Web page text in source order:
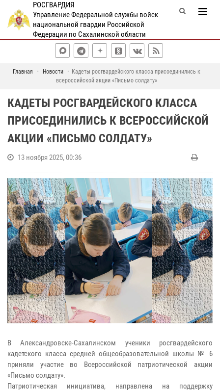
РОСГВАРДИЯ
Управление Федеральной службы войск
национальной гвардии Российской
Федерации по Сахалинской области
Главная Новости
Кадеты росгвардейского класса присоединились к
всероссийской акции «Письмо солдату»
КАДЕТЫ РОСГВАРДЕЙСКОГО КЛАССА
ПРИСОЕДИНИЛИСЬ К ВСЕРОССИЙСКОЙ
АКЦИИ «ПИСЬМО СОЛДАТУ»
13 ноября 2025, 00:36
В Александровске-Сахалинском ученики росгвардейского
кадетского класса средней общеобразовательной школы № 6
приняли участие во Всероссийской патриотической акции
«Письмо солдату».
Патриотическая инициатива, направлена на поддержку